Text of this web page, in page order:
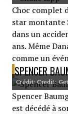
Choc complet
star montante
dans un
ans. Même
comme un
SPENCER
Crédit: Credit:
Spencer
est décédé à